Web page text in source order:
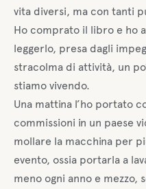
vita diversi, ma con tanti
Ho comprato il libro e ho
leggerlo, presa dagli
stracolma di attività, un
stiamo vivendo.
Una mattina l’ho portato
commissioni in un paese
mollare la macchina per
evento, ossia portarla a
meno ogni anno e mezzo,